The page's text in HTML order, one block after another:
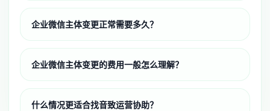
企业微信主体变更正常需要多久？
企业微信主体变更的费用一般怎么理解？
什么情况更适合找音致运营协助？